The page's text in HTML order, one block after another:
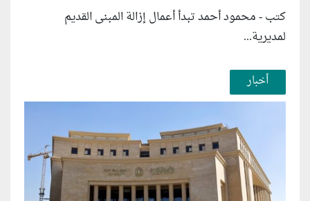
كتب - محمود أحمد تبدأ أعمال إزالة المبنى القديم
لمديرية...
أخبار